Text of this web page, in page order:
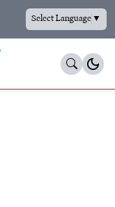
Select Language▼